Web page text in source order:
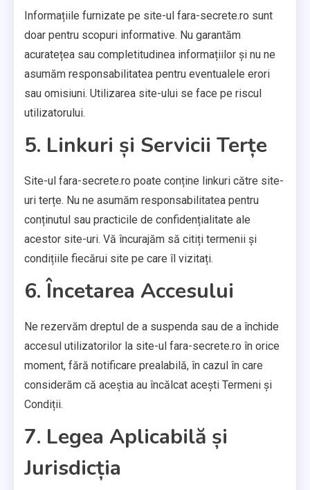
Informațiile furnizate pe site-ul fara-secrete.ro sunt
doar pentru scopuri informative. Nu garantăm
acuratețea sau completitudinea informațiilor și nu ne
asumăm responsabilitatea pentru eventualele erori
sau omisiuni. Utilizarea site-ului se face pe riscul
utilizatorului.
5. Linkuri și Servicii Terțe
Site-ul fara-secrete.ro poate conține linkuri către site-
uri terțe. Nu ne asumăm responsabilitatea pentru
conținutul sau practicile de confidențialitate ale
acestor site-uri. Vă încurajăm să citiți termenii și
condițiile fiecărui site pe care îl vizitați.
6. Încetarea Accesului
Ne rezervăm dreptul de a suspenda sau de a închide
accesul utilizatorilor la site-ul fara-secrete.ro în orice
moment, fără notificare prealabilă, în cazul în care
considerăm că aceștia au încălcat acești Termeni și
Condiții.
7. Legea Aplicabilă și
Jurisdicția